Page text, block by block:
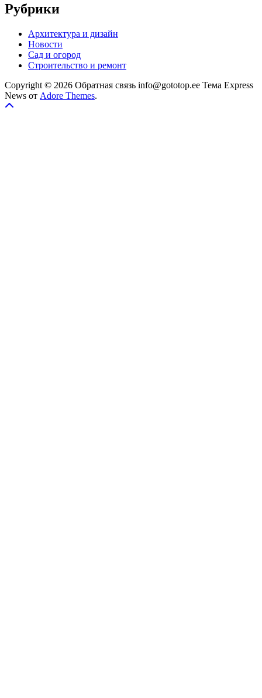
Рубрики
Архитектура и дизайн
Новости
Сад и огород
Строительство и ремонт
Copyright © 2026 Обратная связь info@gototop.ee Тема Express
News от Adore Themes.